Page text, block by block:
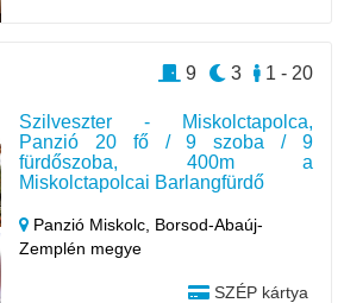
Szilveszter - Miskolctapolca,
Panzió 20 fő / 9 szoba / 9
fürdőszoba, 400m a
Miskolctapolcai Barlangfürdő
Panzió Miskolc, Borsod-Abaúj-
Zemplén megye
SZÉP kártya
1 - 20
3
9